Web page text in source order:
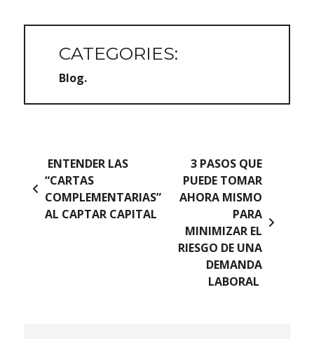
CATEGORIES:
Blog
Navegación de entradas
ENTENDER LAS
“CARTAS
COMPLEMENTARIAS”
AL CAPTAR CAPITAL
3 PASOS QUE
PUEDE TOMAR
AHORA MISMO
PARA
MINIMIZAR EL
RIESGO DE UNA
DEMANDA
LABORAL